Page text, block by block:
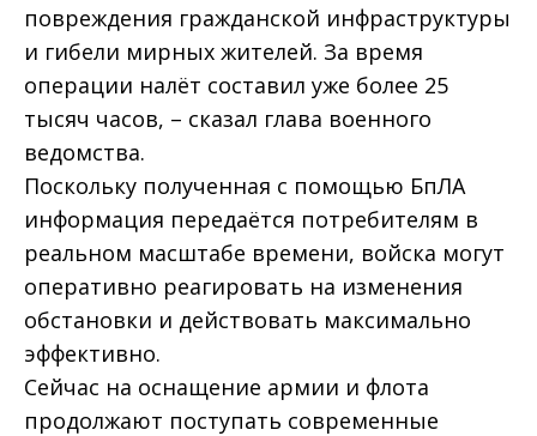
повреждения гражданской инфраструктуры
и гибели мирных жителей. За время
операции налёт составил уже более 25
тысяч часов, – сказал глава военного
ведомства.
Поскольку полученная с помощью БпЛА
информация передаётся потребителям в
реальном масштабе времени, войска могут
оперативно реагировать на изменения
обстановки и действовать максимально
эффективно.
Сейчас на оснащение армии и флота
продолжают поступать современные